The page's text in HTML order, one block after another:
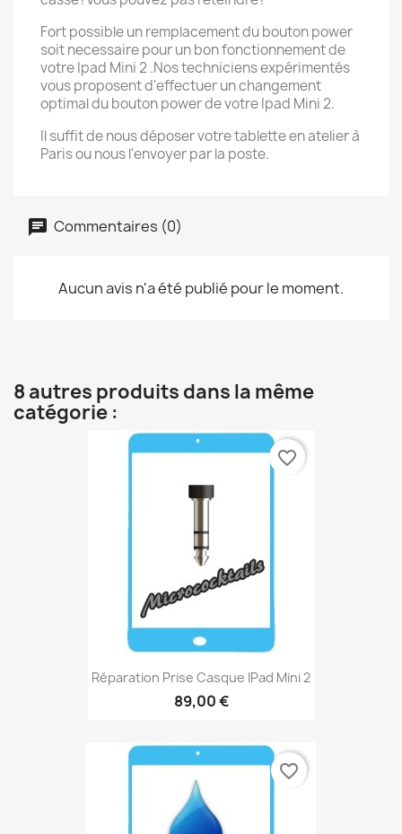
Fort possible un remplacement du bouton power
soit necessaire pour un bon fonctionnement de
votre Ipad Mini 2 .Nos techniciens expérimentés
vous proposent d'effectuer un changement
optimal du bouton power de votre Ipad Mini 2.
Il suffit de nous déposer votre tablette en atelier à
Paris ou nous l'envoyer par la poste.
Commentaires (0)
Aucun avis n'a été publié pour le moment.
8 autres produits dans la même
catégorie :
Réparation Prise Casque IPad Mini 2
89,00 €
favorite_border
favorite_border